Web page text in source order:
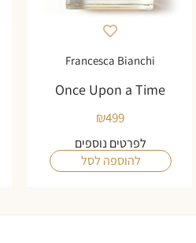
Francesca Bianchi
Once Upon a Time
₪499
לפרטים נוספים
להוספה לסל